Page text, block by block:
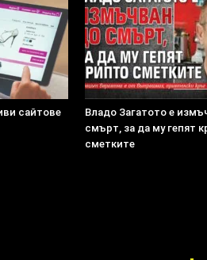
сайтове
Владо Загатото е
смърт, за да му гепят
сметките